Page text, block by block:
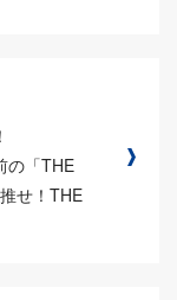
の「THE
せ！THE